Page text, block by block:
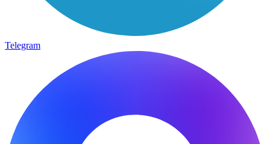
Telegram